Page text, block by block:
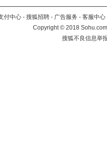
付中心 - 搜狐招聘 - 广告服务 - 客服中心
Copyright©2018
搜狐不良信息举